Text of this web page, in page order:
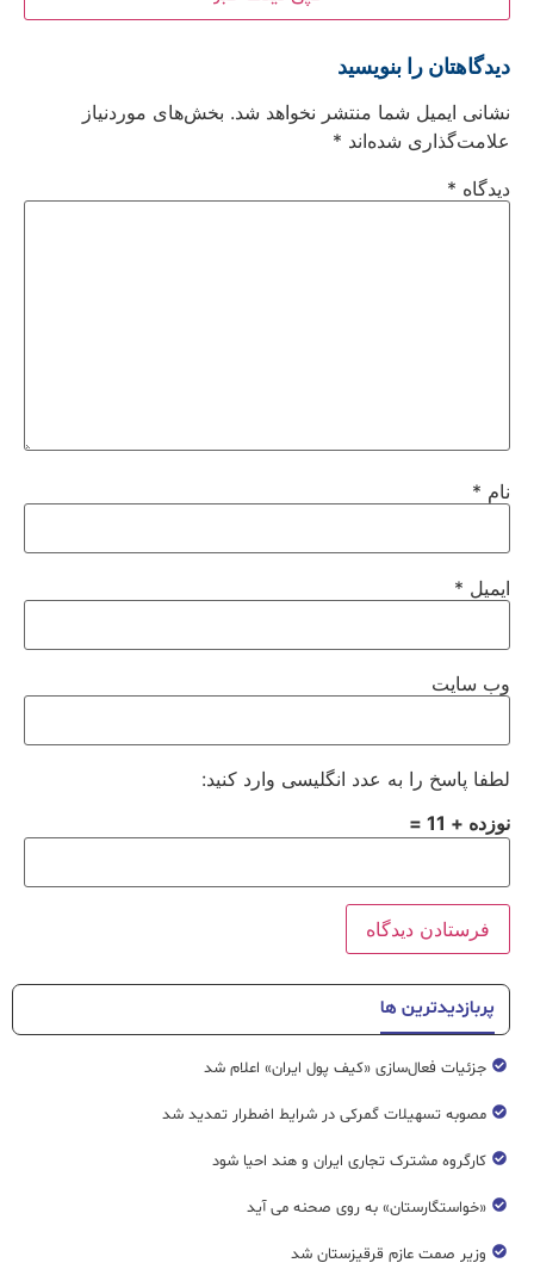
دیدگاهتان را بنویسید
نشانی ایمیل شما منتشر نخواهد شد. بخش‌های موردنیاز
علامت‌گذاری شده‌اند *
دیدگاه *
نام *
ایمیل *
وب‌ سایت
لطفا پاسخ را به عدد انگلیسی وارد کنید:
نوزده + 11 =
پربازدیدترین ها
جزئیات فعال‌سازی «کیف پول ایران» اعلام شد
مصوبه تسهیلات گمرکی در شرایط اضطرار تمدید شد
کارگروه مشترک تجاری ایران و هند احیا شود
«خواستگارستان» به روی صحنه می آید
وزیر صمت عازم قرقیزستان شد